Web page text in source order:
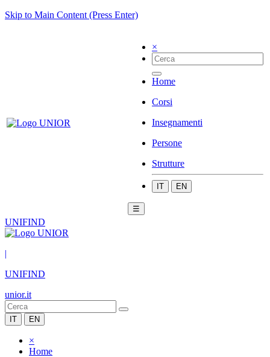
Skip to Main Content (Press Enter)
×
Home
Corsi
Insegnamenti
Persone
Strutture
IT EN
☰
UNIFIND
|
UNIFIND
unior.it
IT EN
×
Home